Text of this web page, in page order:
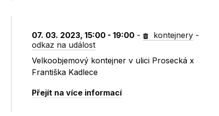
07. 03. 2023, 15:00 - 19:00 - kontejnery -
odkaz na událost
Velkoobjemový kontejner v ulici Prosecká x
Františka Kadlece
Přejít na více informací